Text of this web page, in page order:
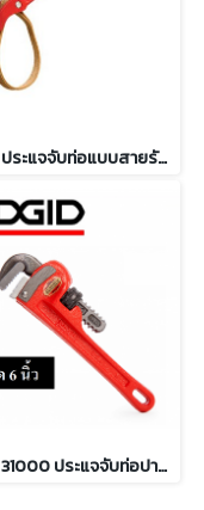
RIDGID ประแจจับท่อแบบสายรัด ขนาด 11 3/4" ถึง 18"
RIDGID 31000 ประแจจับท่อปากตรง ขนาด 6 นิ้ว จับท่อได้ 3/4 นิ้ว